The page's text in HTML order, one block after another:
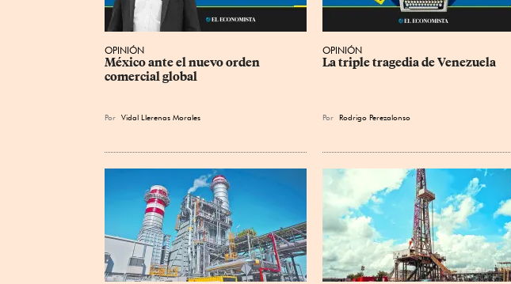
OPINIÓN
México ante el nuevo orden
comercial global
Por Vidal Llerenas Morales
OPINIÓN
La triple tragedia de Venezuela
Por Rodrigo Perezalonso